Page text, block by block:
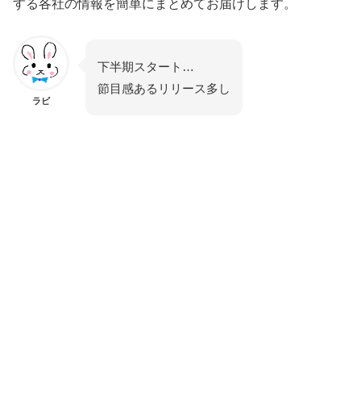
する各社の情報を簡単にまとめてお届けします。
ラビ
下半期スタート…
節目感あるリリース多し